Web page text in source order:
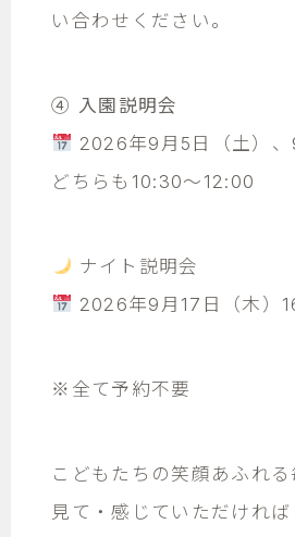
い合わせください。
④ 入園説明会
2026年9月5日（土）、
どちらも10:30～12:00
ナイト説明会
2026年9月17日（木）
※全て予約不要
こどもたちの笑顔あふれ
見て・感じていただけれ